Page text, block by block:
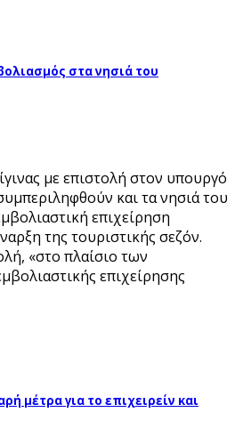
στα νησιά του
με επιστολή στον υπουργό
και τα νησιά του
επιχείρηση
της τουριστικής σεζόν.
«στο πλαίσιο των
επιχείρησης
μέτρα για το επιχειρείν και